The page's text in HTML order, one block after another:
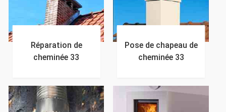
Réparation de
cheminée 33
Pose de chapeau de
cheminée 33